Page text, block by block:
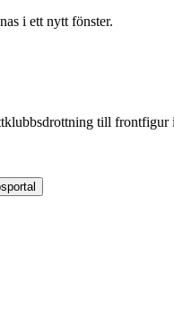
i ett nytt fönster.
till